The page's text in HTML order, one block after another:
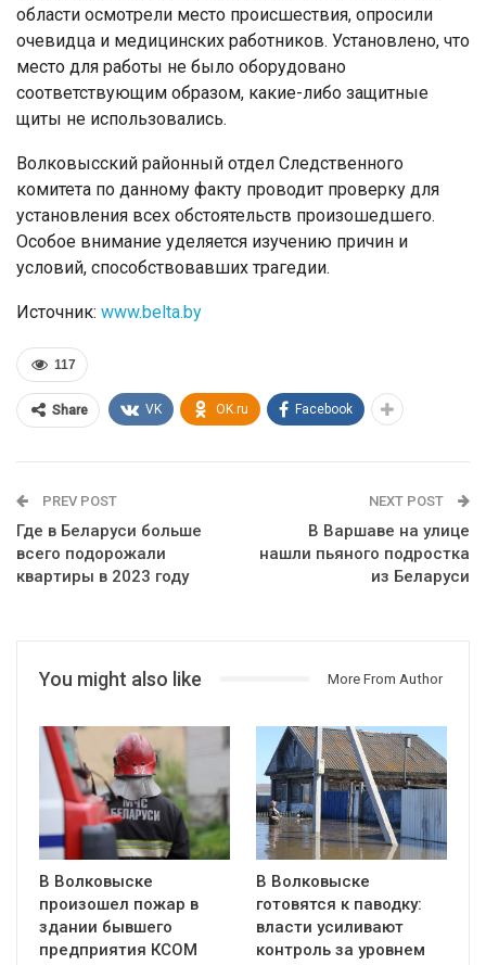
области осмотрели место происшествия, опросили
очевидца и медицинских работников. Установлено, что
место для работы не было оборудовано
соответствующим образом, какие-либо защитные
щиты не использовались.
Волковысский районный отдел Следственного
комитета по данному факту проводит проверку для
установления всех обстоятельств произошедшего.
Особое внимание уделяется изучению причин и
условий, способствовавших трагедии.
Источник: www.belta.by
117
Share VK OK.ru Facebook
PREV POST
Где в Беларуси больше
всего подорожали
квартиры в 2023 году
NEXT POST
В Варшаве на улице
нашли пьяного подростка
из Беларуси
You might also like More From Author
В Волковыске
произошел пожар в
здании бывшего
предприятия КСОМ
В Волковыске
готовятся к паводку:
власти усиливают
контроль за уровнем